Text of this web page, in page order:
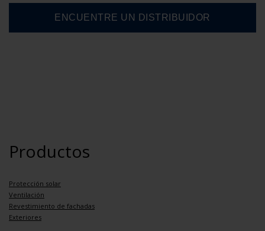
Productos
Protección solar
Ventilación
Revestimiento de fachadas
Exteriores